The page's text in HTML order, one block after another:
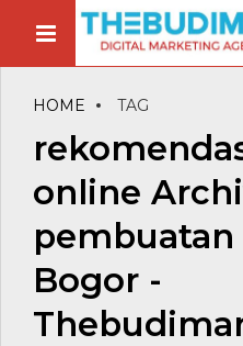
HOME TAG
online
Bogor -